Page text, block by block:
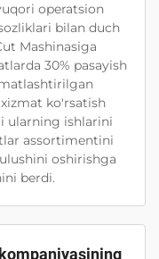
operatsion
bilan duch
Mashinasiga
30% pasayish
ko'rsatish
ularning ishlarini
assortimentini
oshirishga
berdi.